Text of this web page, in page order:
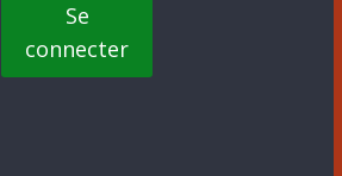
Se
connecter